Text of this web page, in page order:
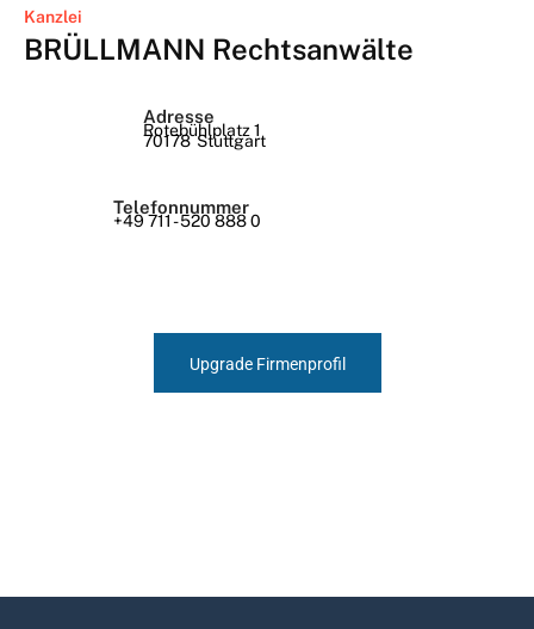
Kanzlei
BRÜLLMANN Rechtsanwälte
Adresse
Rotebühlplatz 1
70178 Stuttgart
Telefonnummer
+49 711 - 520 888 0
Upgrade Firmenprofil